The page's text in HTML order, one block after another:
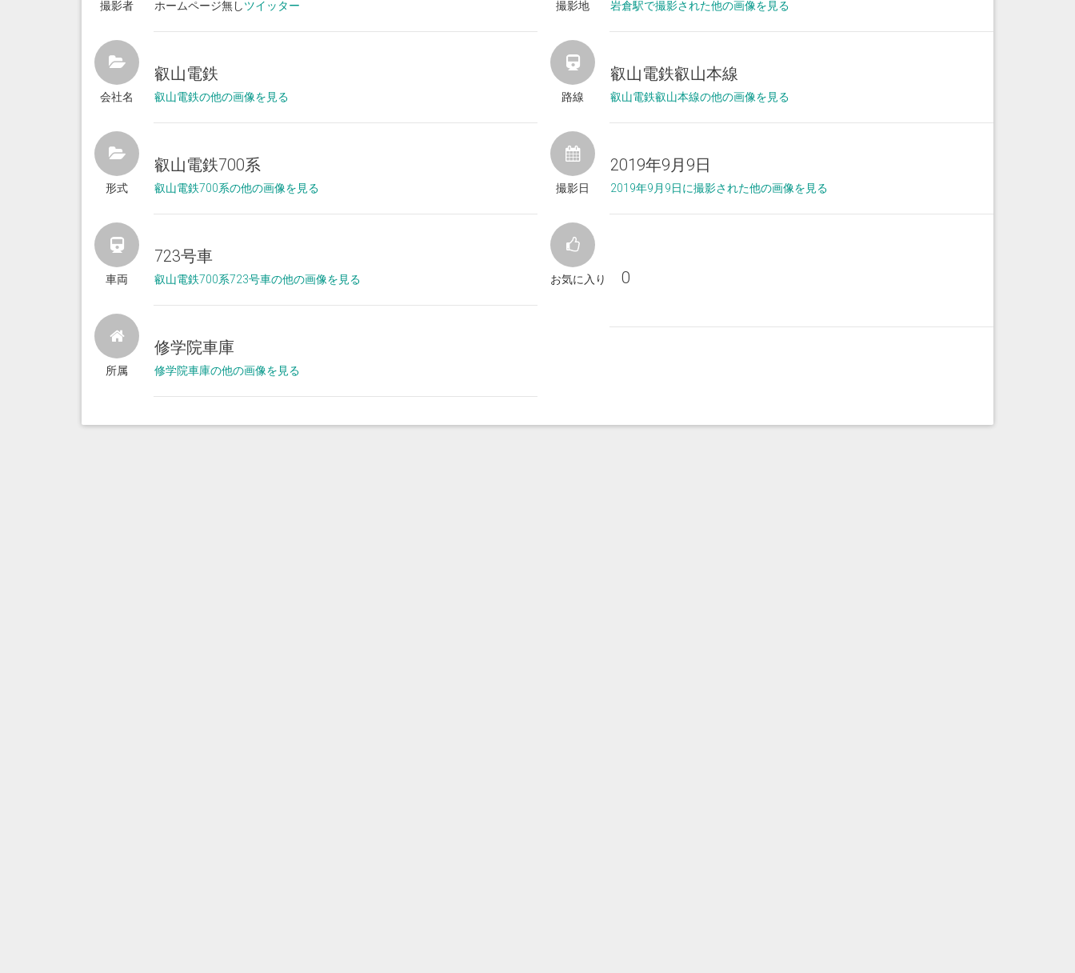
撮影者 ホームページ無しツイッター
会社名
叡山電鉄
叡山電鉄の他の画像を見る
形式
叡山電鉄700系
叡山電鉄700系の他の画像を見る
車両
723号車
叡山電鉄700系723号車の他の画像を見る
所属
修学院車庫
修学院車庫の他の画像を見る
撮影地 岩倉駅で撮影された他の画像を見る
路線
叡山電鉄叡山本線
叡山電鉄叡山本線の他の画像を見る
撮影日
2019年9月9日
2019年9月9日に撮影された他の画像を見る
お気に入り 0